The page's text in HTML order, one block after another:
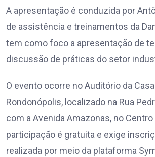
A apresentação é conduzida por
de assistência e treinamentos da
tem como foco a apresentação de
discussão de práticas do setor
O evento ocorre no Auditório da
Rondonópolis, localizado na Rua
com a Avenida Amazonas, no Centro
participação é gratuita e exige
realizada por meio da plataforma